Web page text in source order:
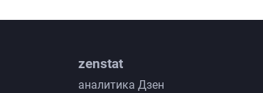
zenstat
аналитика Дзен